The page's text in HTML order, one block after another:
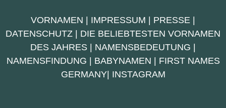
VORNAMEN | IMPRESSUM | PRESSE |
DATENSCHUTZ | DIE BELIEBTESTEN VORNAMEN
DES JAHRES | NAMENSBEDEUTUNG |
NAMENSFINDUNG | BABYNAMEN | FIRST NAMES
GERMANY| INSTAGRAM